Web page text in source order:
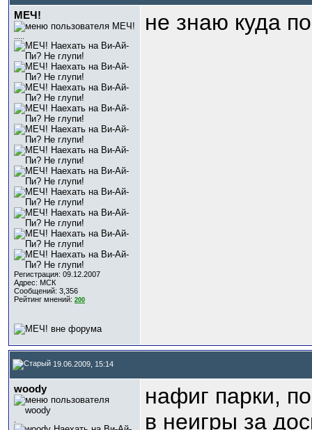
МЕЧ!
Регистрация: 09.12.2007
Адрес: МСК
Сообщений: 3,356
Рейтинг мнений: 200
не знаю куда
19.06.2009, 15:14
woody
нафиг парки,
в неигры за